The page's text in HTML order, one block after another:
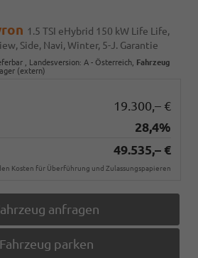
1.5 TSI eHybrid 150 kW Life Life,
Side, Navi, Winter, 5-J. Garantie
, Landesversion: A - Österreich, Fahrzeug
(extern)
19.300,– €
28,4%
49.535,– €
Kosten für Überführung und Zulassungspapieren
anfragen
Fahrzeug parken